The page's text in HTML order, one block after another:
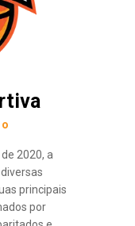
2020, a
principais
por